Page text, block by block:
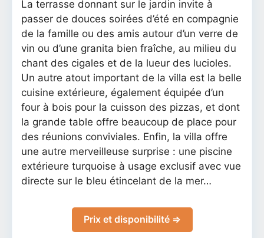
La terrasse donnant sur le jardin invite à
passer de douces soirées d’été en compagnie
de la famille ou des amis autour d’un verre de
vin ou d’une granita bien fraîche, au milieu du
chant des cigales et de la lueur des lucioles.
Un autre atout important de la villa est la belle
cuisine extérieure, également équipée d’un
four à bois pour la cuisson des pizzas, et dont
la grande table offre beaucoup de place pour
des réunions conviviales. Enfin, la villa offre
une autre merveilleuse surprise : une piscine
extérieure turquoise à usage exclusif avec vue
directe sur le bleu étincelant de la mer…
Prix et disponibilité ⇒